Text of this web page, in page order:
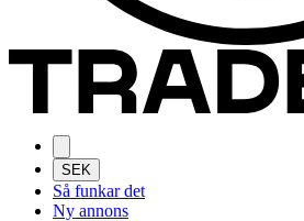
SEK
Så funkar det
Ny annons